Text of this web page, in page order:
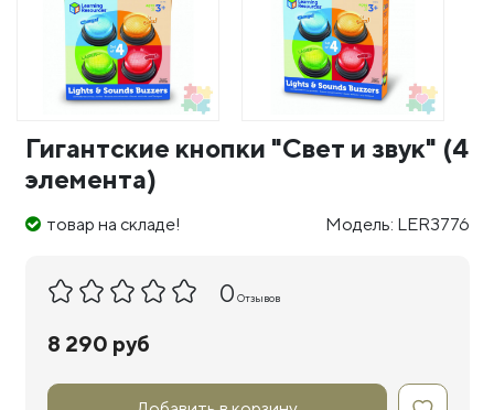
Гигантские кнопки "Свет и звук" (4
элемента)
товар на складе! Модель: LER3776
0 Отзывов
8 290 руб